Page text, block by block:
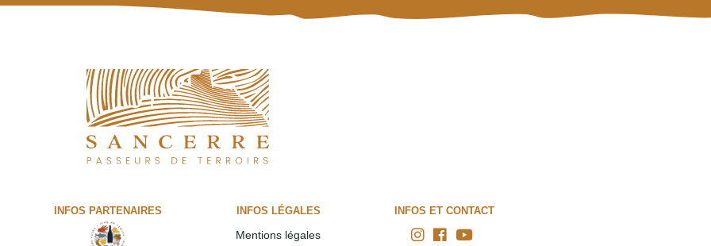
INFOS PARTENAIRES INFOS LÉGALES
Mentions légales
INFOS ET CONTACT